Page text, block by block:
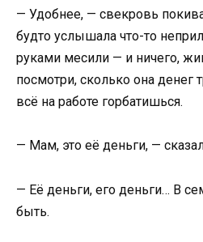
— Удобнее, — свекровь
будто услышала что-то
руками месили — и ничего,
посмотри, сколько она денег
всё на работе горбатишься.
— Мам, это её деньги, —
— Её деньги, его деньги… В
быть.